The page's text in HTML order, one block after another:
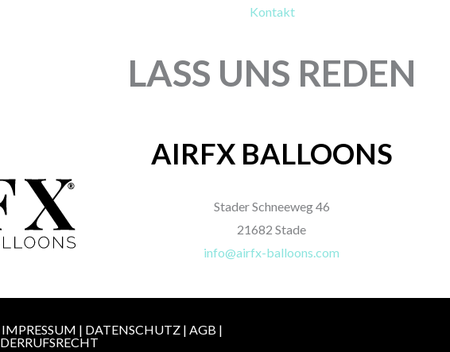
Kontakt
LASS UNS REDEN
AIRFX BALLOONS
Stader Schneeweg 46
21682 Stade
info@airfx-balloons.com
IMPRESSUM | DATENSCHUTZ | AGB |